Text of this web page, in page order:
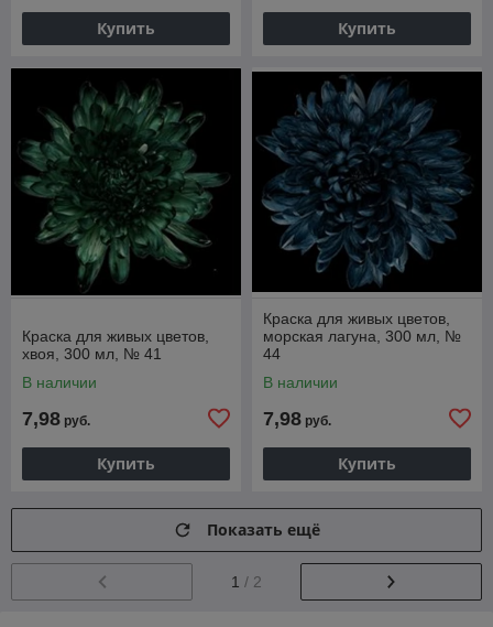
Купить Купить
Краска для живых цветов,
хвоя, 300 мл, № 41
В наличии
7,98 руб.
Купить
Краска для живых цветов,
морская лагуна, 300 мл, №
44
В наличии
7,98 руб.
Купить
Показать ещё
1 / 2